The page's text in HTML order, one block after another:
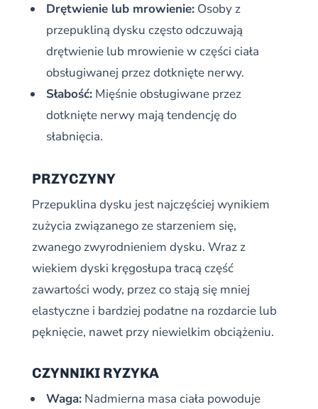
Drętwienie lub mrowienie:Osoby z
przepukliną dysku często odczuwają
drętwienie lub mrowienie w części ciała
obsługiwanej przez dotknięte nerwy.
Słabość:Mięśnie obsługiwane przez
dotknięte nerwy mają tendencję do
słabnięcia.
PRZYCZYNY
Przepuklina dysku jest najczęściej wynikiem
zużycia związanego ze starzeniem się,
zwanego zwyrodnieniem dysku. Wraz z
wiekiem dyski kręgosłupa tracą część
zawartości wody, przez co stają się mniej
elastyczne i bardziej podatne na rozdarcie lub
pęknięcie, nawet przy niewielkim obciążeniu.
CZYNNIKI RYZYKA
Waga:Nadmierna masa ciała powoduje